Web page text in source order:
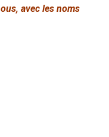
avec les noms